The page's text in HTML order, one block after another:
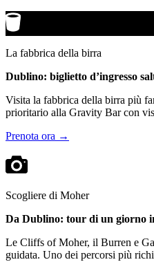
La fabbrica della birra
Dublino: biglietto d’ingresso
Visita la fabbrica della birra più
prioritario alla Gravity Bar con
Prenota ora →
Scogliere di Moher
Da Dublino: tour di un giorno
Le Cliffs of Moher, il Burren e
guidata. Uno dei percorsi più